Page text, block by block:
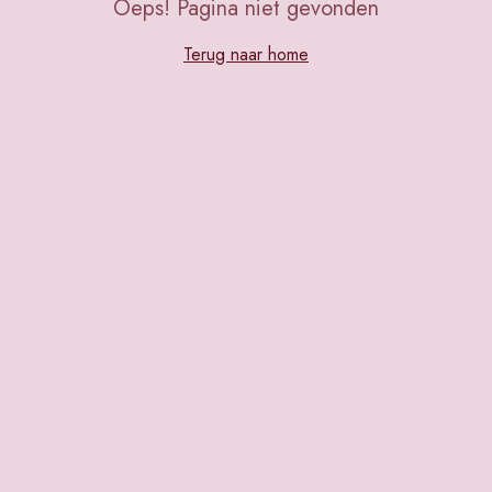
Oeps! Pagina niet gevonden
Terug naar home